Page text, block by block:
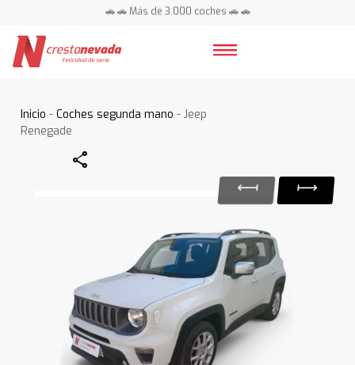
🚗 🚗 Más de 3.000 coches 🚗 🚗
Inicio -Coches segunda mano - Jeep
Renegade
Share